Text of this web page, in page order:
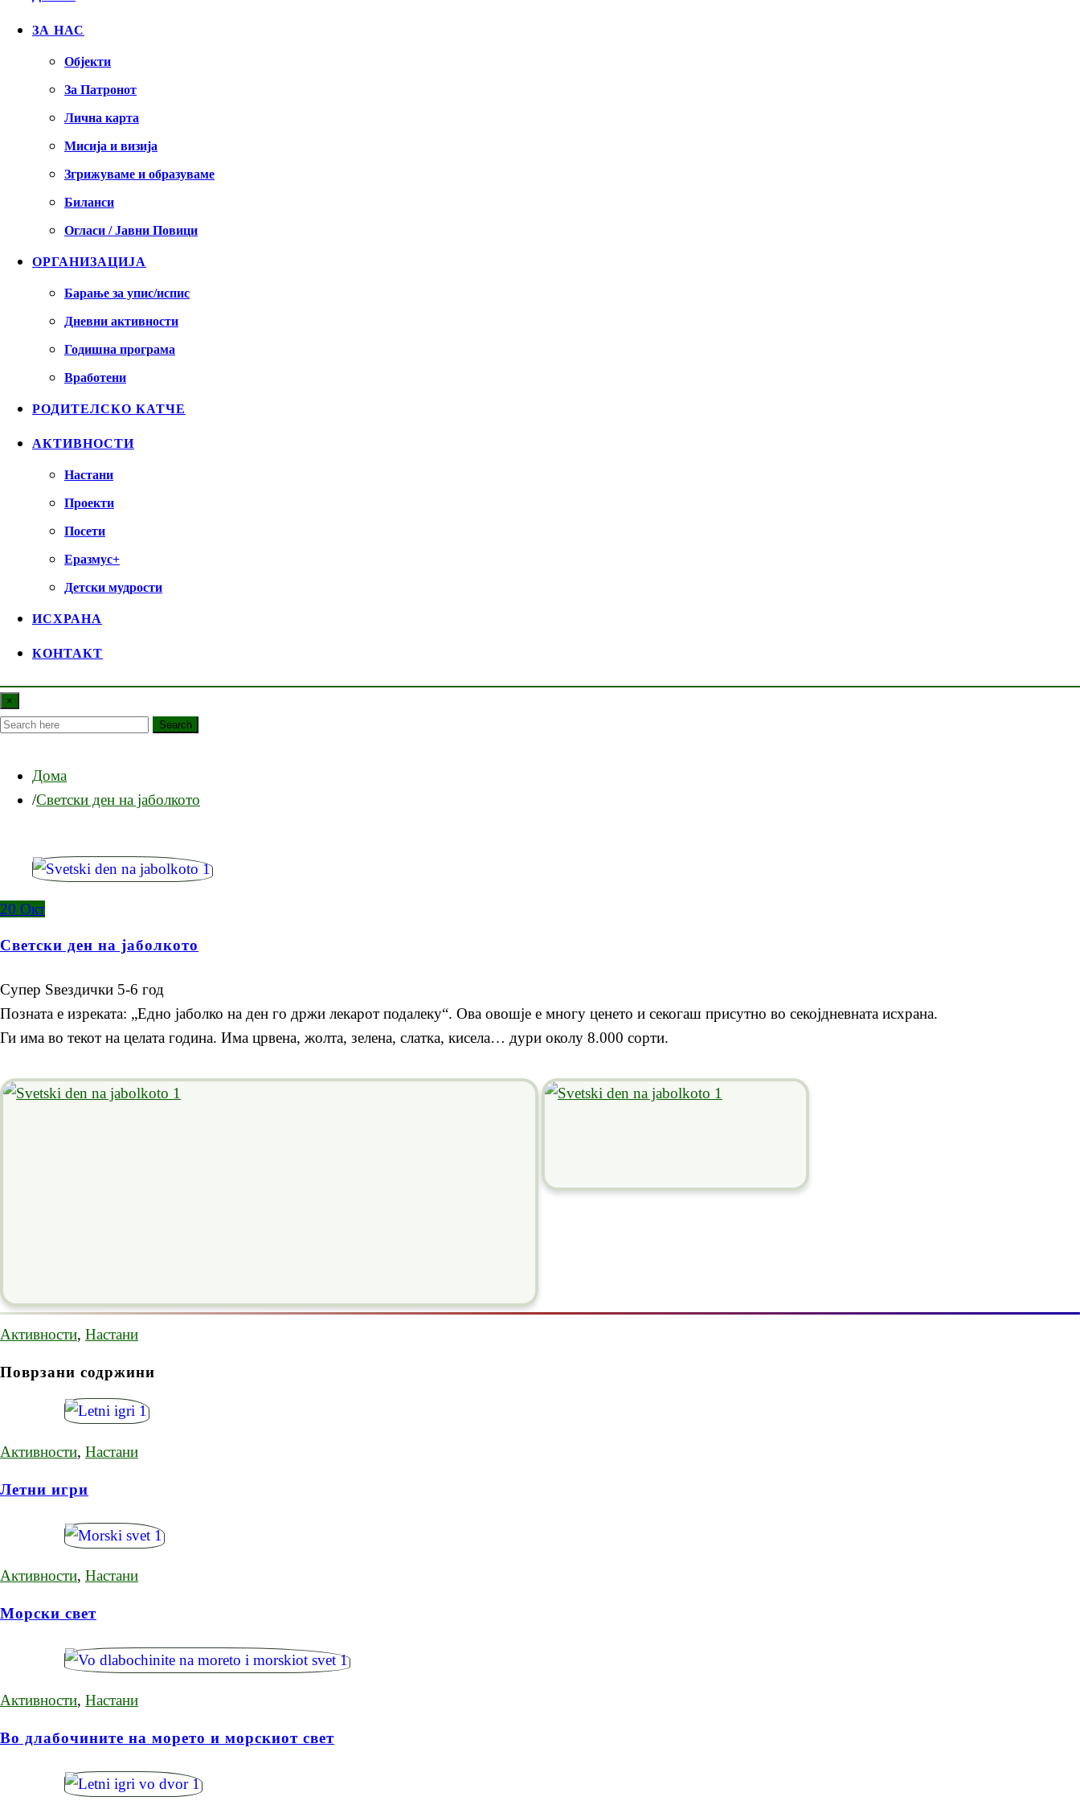
ЗА НАС
Објекти
За Патронот
Лична карта
Мисија и визија
Згрижуваме и образуваме
Биланси
Огласи / Јавни Повици
ОРГАНИЗАЦИЈА
Барање за упис/испис
Дневни активности
Годишна програма
Вработени
РОДИТЕЛСКО КАТЧЕ
АКТИВНОСТИ
Настани
Проекти
Посети
Еразмус+
Детски мудрости
ИСХРАНА
КОНТАКТ
×
Search
Дома
Светски ден на јаболкото
20 Окт
Светски ден на јаболкото
Супер Ѕвездички 5-6 год
Позната е изреката: „Едно јаболко на ден го држи лекарот подалеку“. Ова овошје е многу ценето и секогаш присутно во секојдневната исхрана.
Ги има во текот на целата година. Има црвена, жолта, зелена, слатка, кисела… дури околу 8.000 сорти.
Активности, Настани
Поврзани содржини
Активности, Настани
Летни игри
Активности, Настани
Морски свет
Активности, Настани
Во длабочините на морето и морскиот свет